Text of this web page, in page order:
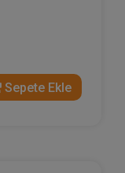
Sepete Ekle